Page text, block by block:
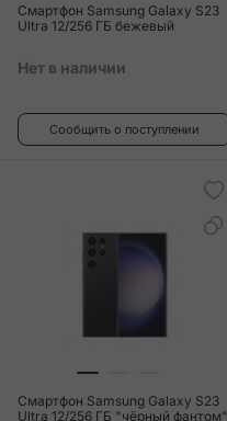
Смартфон Samsung Galaxy S23
Ultra 12/256 ГБ бежевый
Нет в наличии
Сообщить о поступлении
Смартфон Samsung Galaxy S23
Ultra 12/256 ГБ "чёрный фантом"